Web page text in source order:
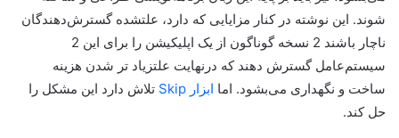
شوند. این نوشته در کنار مزایایی که دارد، علتشده گسترش‌دهندگان
ناچار باشند 2 نسخه گوناگون از یک اپلیکیشن را برای این 2
سیستم‌عامل گسترش دهند که درنهایت علتزیاد تر شدن هزینه
ساخت و نگهداری می‌بشود. اما ابزار Skip
تلاش دارد این مشکل را
حل کند.